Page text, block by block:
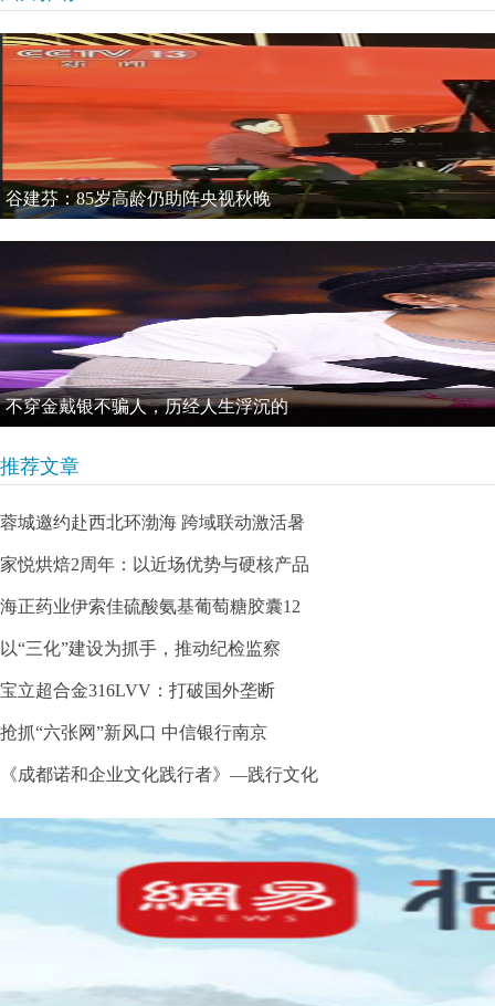
谷建芬：85岁高龄仍助阵央视秋晚
不穿金戴银不骗人，历经人生浮沉的
推荐文章
蓉城邀约赴西北环渤海 跨域联动激活暑
家悦烘焙2周年：以近场优势与硬核产品
海正药业伊索佳硫酸氨基葡萄糖胶囊12
以“三化”建设为抓手，推动纪检监察
宝立超合金316LVV：打破国外垄断
抢抓“六张网”新风口 中信银行南京
《成都诺和企业文化践行者》—践行文化